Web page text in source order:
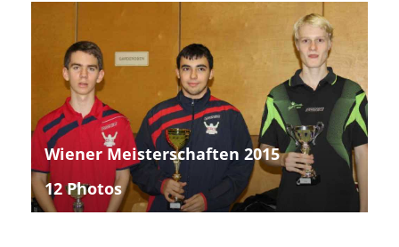
Wiener Meisterschaften 2015
12 Photos